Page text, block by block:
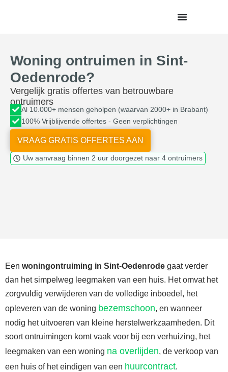
Woning ontruimen in Sint-
Oedenrode?
Vergelijk gratis offertes van betrouwbare
ontruimers
Al 10.000+ mensen geholpen (waarvan 2000+ in Brabant)
100% Vrijblijvende offertes - Geen verplichtingen
VRAAG GRATIS OFFERTES AAN
Uw aanvraag binnen 2 uur doorgezet naar 4 ontruimers
Een woningontruiming in Sint-Oedenrode gaat verder
dan het simpelweg leegmaken van een huis. Het omvat het
zorgvuldig verwijderen van de volledige inboedel, het
opleveren van de woning bezemschoon, en wanneer
nodig het uitvoeren van kleine herstelwerkzaamheden. Dit
soort ontruimingen komt vaak voor bij een verhuizing, het
leegmaken van een woning na overlijden, de verkoop van
een huis of het eindigen van een huurcontract.